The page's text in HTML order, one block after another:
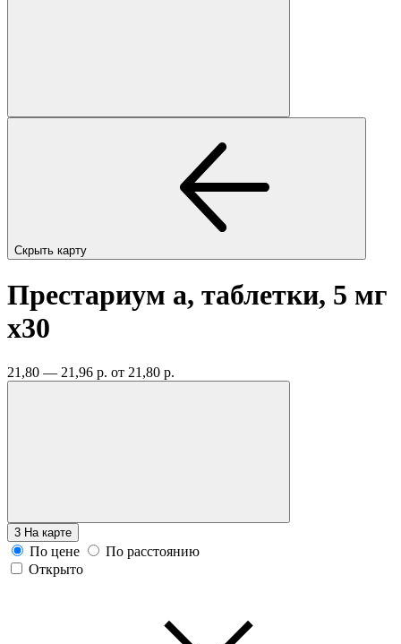
Скрыть карту
Престариум а, таблетки, 5 мг
x30
21,80 — 21,96 р. от 21,80 р.
3 На карте
По цене
По расстоянию
Открыто